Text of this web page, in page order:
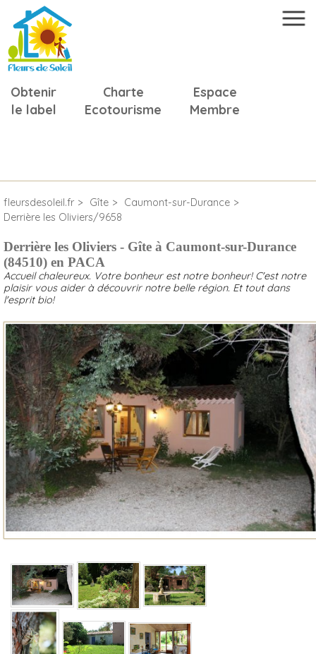
Obtenir
le label
Charte
Ecotourisme
Espace
Membre
fleursdesoleil.fr Gîte
Caumont-sur-Durance
Derrière les Oliviers/9658
Derrière les Oliviers - Gîte à Caumont-sur-Durance
(84510) en PACA
Accueil chaleureux. Votre bonheur est notre bonheur! C'est notre
plaisir vous aider à découvrir notre belle région. Et tout dans
l'esprit bio!